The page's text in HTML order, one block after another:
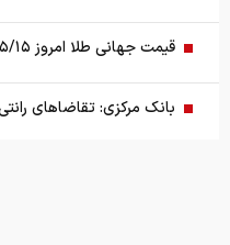
قیمت جهانی طلا امروز ۱۴۰۵/۰۵/۱۵
بانک مرکزی: تقاضا‌های